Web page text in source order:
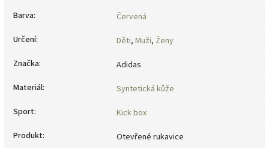
Barva:
Červená
Určení: Děti, Muži, Ženy
Značka:
Adidas
Materiál:
Syntetická kůže
Sport:
Kick box
Produkt: Otevřené rukavice